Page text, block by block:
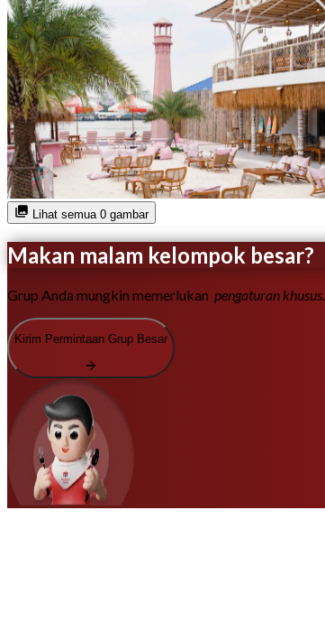
Lihat semua 0 gambar
Makan malam kelompok besar?
Grup Anda mungkin memerlukan pengaturan khusus.
Kirim Permintaan Grup Besar